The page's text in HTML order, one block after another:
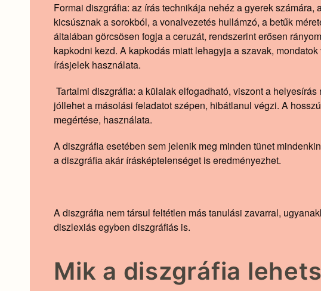
Formai diszgráfia: az írás technikája nehéz a gyerek
kicsúsznak a sorokból, a vonalvezetés hullámzó, a betűk
általában görcsösen fogja a ceruzát, rendszerint erősen
kapkodni kezd. A kapkodás miatt lehagyja a szavak,
írásjelek használata.
Tartalmi diszgráfia: a külalak elfogadható, viszont a
jóllehet a másolási feladatot szépen, hibátlanul végzi. A
megértése, használata.
A diszgráfia esetében sem jelenik meg minden tünet
a diszgráfia akár írásképtelenséget is eredményezhet.
A diszgráfia nem társul feltétlen más tanulási zavarral,
diszlexiás egyben diszgráfiás is.
Mik a diszgráfia